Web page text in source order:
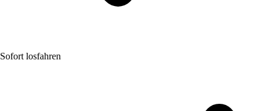
Sofort losfahren